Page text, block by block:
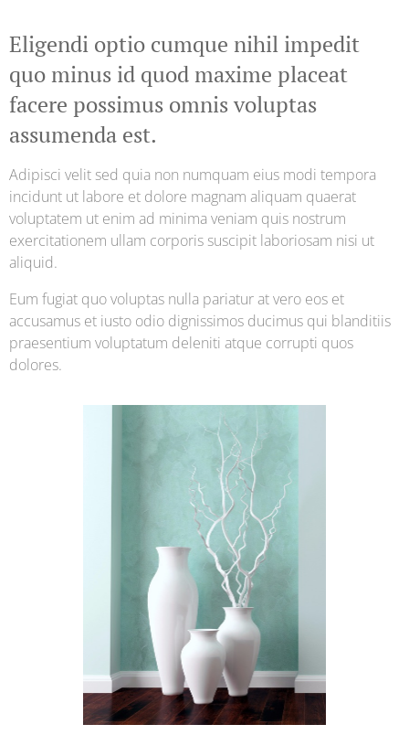
Eligendi optio cumque nihil impedit
quo minus id quod maxime placeat
facere possimus omnis voluptas
assumenda est.
Adipisci velit sed quia non numquam eius modi tempora
incidunt ut labore et dolore magnam aliquam quaerat
voluptatem ut enim ad minima veniam quis nostrum
exercitationem ullam corporis suscipit laboriosam nisi ut
aliquid.
Eum fugiat quo voluptas nulla pariatur at vero eos et
accusamus et iusto odio dignissimos ducimus qui blanditiis
praesentium voluptatum deleniti atque corrupti quos
dolores.